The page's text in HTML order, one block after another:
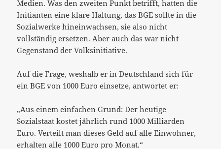
Medien. Was den zweiten Punkt betrifft, hatten die
Initianten eine klare Haltung, das BGE sollte in die
Sozialwerke hineinwachsen, sie also nicht
vollständig ersetzen. Aber auch das war nicht
Gegenstand der Volksinitiative.
Auf die Frage, weshalb er in Deutschland sich für
ein BGE von 1000 Euro einsetze, antwortet er:
„Aus einem einfachen Grund: Der heutige
Sozialstaat kostet jährlich rund 1000 Milliarden
Euro. Verteilt man dieses Geld auf alle Einwohner,
erhalten alle 1000 Euro pro Monat.“